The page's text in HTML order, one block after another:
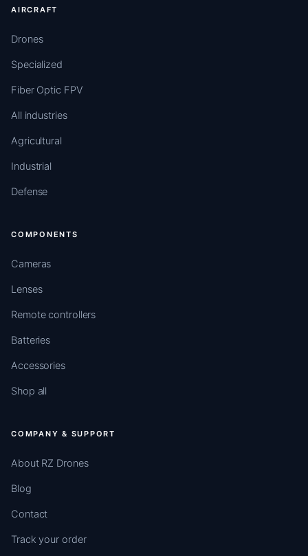
AIRCRAFT
Drones
Specialized
Fiber Optic FPV
All industries
Agricultural
Industrial
Defense
COMPONENTS
Cameras
Lenses
Remote controllers
Batteries
Accessories
Shop all
COMPANY & SUPPORT
About RZ Drones
Blog
Contact
Track your order